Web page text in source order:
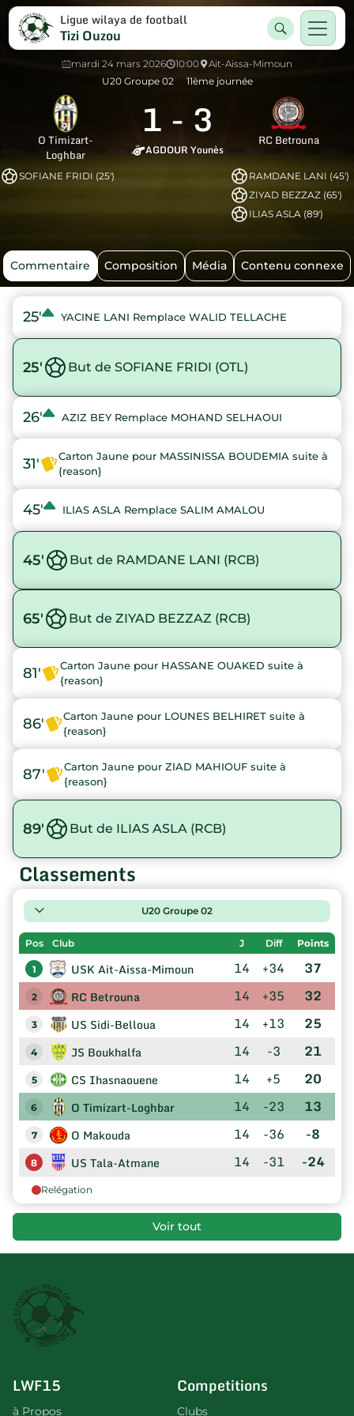
Ligue wilaya de football
Tizi Ouzou
mardi 24 mars 2026 10:00
Ait-Aissa-Mimoun
U20 Groupe 02
11ème journée
O Timizart-
Loghbar
1 - 3
AGDOUR Younès
RC Betrouna
SOFIANE FRIDI (25')
RAMDANE LANI (45')
ZIYAD BEZZAZ (65')
ILIAS ASLA (89')
Commentaire Composition Média Contenu connexe
25' YACINE LANI Remplace WALID TELLACHE
25' But de SOFIANE FRIDI (OTL)
26' AZIZ BEY Remplace MOHAND SELHAOUI
31'
Carton Jaune pour MASSINISSA BOUDEMIA suite à
{reason}
45' ILIAS ASLA Remplace SALIM AMALOU
45' But de RAMDANE LANI (RCB)
65' But de ZIYAD BEZZAZ (RCB)
81'
Carton Jaune pour HASSANE OUAKED suite à
{reason}
86'
Carton Jaune pour LOUNES BELHIRET suite à
{reason}
87'
Carton Jaune pour ZIAD MAHIOUF suite à
{reason}
89' But de ILIAS ASLA (RCB)
Classements
U20 Groupe 02
Pos Club J Diff Points
1 USK Ait-Aissa-Mimoun 14 +34 37
2 RC Betrouna 14 +35 32
3 US Sidi-Belloua 14 +13 25
4 JS Boukhalfa 14 -3 21
5 CS Ihasnaouene 14 +5 20
6 O Timizart-Loghbar 14 -23 13
7 O Makouda 14 -36 -8
8 US Tala-Atmane 14 -31 -24
Relégation
Voir tout
LWF15
à Propos
Competitions
Clubs